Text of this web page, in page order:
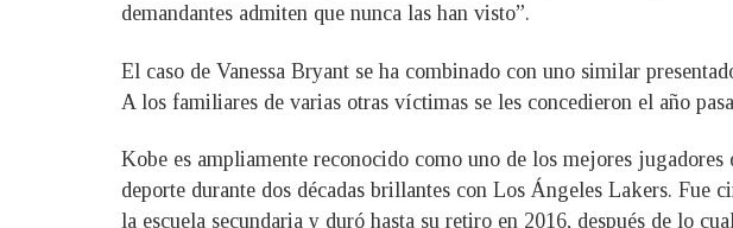
demandantes admiten que nunca las han visto”.
El caso de Vanessa Bryant se ha combinado con uno similar
A los familiares de varias otras víctimas se les concedieron el año
Kobe es ampliamente reconocido como uno de los mejores
deporte durante dos décadas brillantes con Los Ángeles Lakers. Fue
la escuela secundaria y duró hasta su retiro en 2016, después de lo